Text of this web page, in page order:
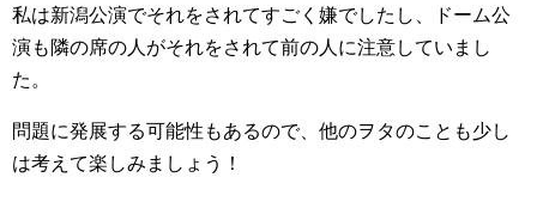
私は新潟公演でそれをされてすごく嫌でしたし、ドーム公
演も隣の席の人がそれをされて前の人に注意していまし
た。
問題に発展する可能性もあるので、他のヲタのことも少し
は考えて楽しみましょう！